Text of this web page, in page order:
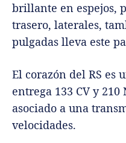
brillante en espejos,
trasero, laterales,
pulgadas lleva este
El corazón del RS es
entrega 133 CV y
asociado a una
velocidades.